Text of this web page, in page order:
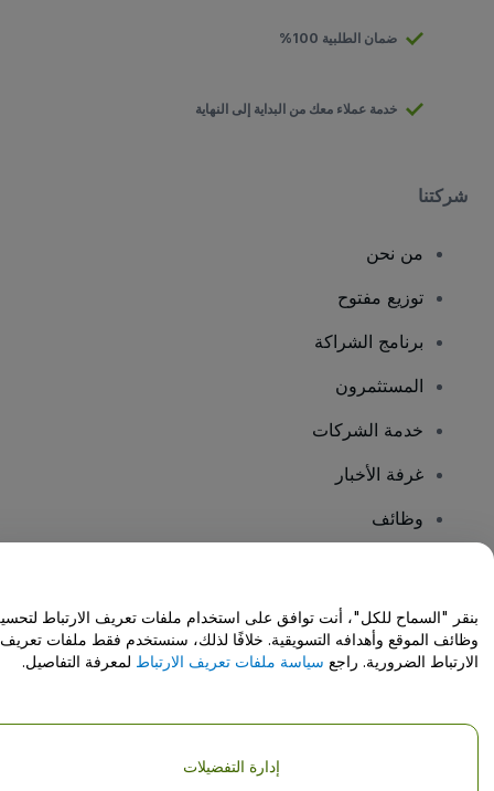
ضمان الطلبية 100%
خدمة عملاء معك من البداية إلى النهاية
شركتنا
من نحن
توزيع مفتوح
برنامج الشراكة
المستثمرون
خدمة الشركات
غرفة الأخبار
وظائف
مركز المساعدة / اتصل بنا
حقوق النشر © شركة فياجوجو المحدودة 2026
تفاصيل الشركة
بنقر "السماح للكل"، أنت توافق على استخدام ملفات تعريف الارتباط
وظائف الموقع وأهدافه التسويقية. خلافًا لذلك، سنستخدم فقط ملفات تعريف
الارتباط الضرورية. راجع سياسة ملفات تعريف الارتباط لمعرفة التفاصيل.
إدارة التفضيلات